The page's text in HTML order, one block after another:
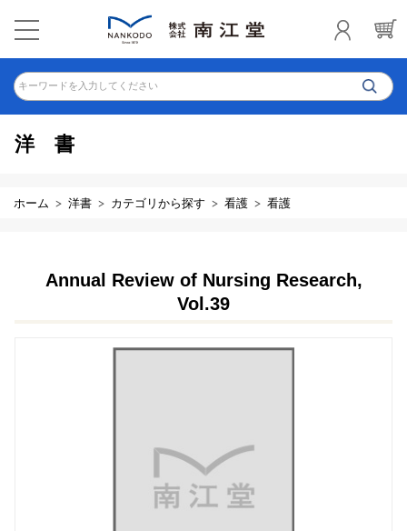
キーワードを入力してください
洋書
ホーム 洋書 カテゴリから探す 看護 看護
Annual Review of Nursing Research,
Vol.39